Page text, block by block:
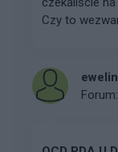
Czy to
Forum: